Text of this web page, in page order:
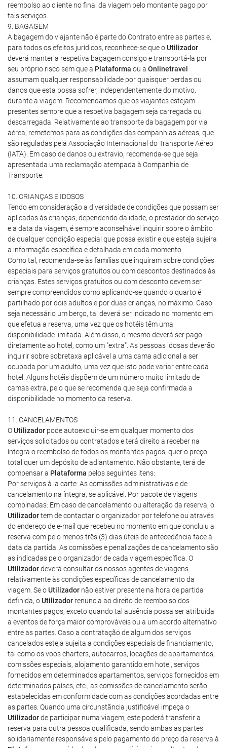
reembolso ao cliente no final da viagem pelo montante pago por
tais serviços.
9. BAGAGEM
A bagagem do viajante não é parte do Contrato entre as partes e,
para todos os efeitos jurídicos, reconhece-se que oUtilizador
deverá manter a respetiva bagagem consigo e transportá-la por
seu próprio risco sem que a Plataforma ou a Onlinetravel
assumam qualquer responsabilidade por quaisquer perdas ou
danos que esta possa sofrer, independentemente do motivo,
durante a viagem. Recomendamos que os viajantes estejam
presentes sempre que a respetiva bagagem seja carregada ou
descarregada. Relativamente ao transporte da bagagem por via
aérea, remetemos para as condições das companhias aéreas, que
são reguladas pela Associação Internacional do Transporte Aéreo
(IATA). Em caso de danos ou extravio, recomenda-se que seja
apresentada uma reclamação atempada à Companhia de
Transporte.
10. CRIANÇAS E IDOSOS
Tendo em consideração a diversidade de condições que possam ser
aplicadas às crianças, dependendo da idade, o prestador do serviço
e a data da viagem, é sempre aconselhável inquirir sobre o âmbito
de qualquer condição especial que possa existir e que esteja sujeira
a informação específica e detalhada em cada momento.
Como tal, recomenda-se às famílias que inquiram sobre condições
especiais para serviços gratuitos ou com descontos destinados às
crianças. Estes serviços gratuitos ou com desconto devem ser
sempre compreendidos como aplicando-se quando o quarto é
partilhado por dois adultos e por duas crianças, no máximo. Caso
seja necessário um berço, tal deverá ser indicado no momento em
que efetua a reserva, uma vez que os hotéis têm uma
disponibilidade limitada. Além disso, o mesmo deverá ser pago
diretamente ao hotel, como um "extra". As pessoas idosas deverão
inquirir sobre sobretaxa aplicável a uma cama adicional a ser
ocupada por um adulto, uma vez que isto pode variar entre cada
hotel. Alguns hotéis dispõem de um número muito limitado de
camas extra, pelo que se recomenda que seja confirmada a
disponibilidade no momento da reserva.
11. CANCELAMENTOS
OUtilizador pode autoexcluir-se em qualquer momento dos
serviços solicitados ou contratados e terá direito a receber na
íntegra o reembolso de todos os montantes pagos, quer o preço
total quer um depósito de adiantamento. Não obstante, terá de
compensar a Plataforma pelos seguintes itens:
Por serviços à la carte: As comissões administrativas e de
cancelamento na íntegra, se aplicável. Por pacote de viagens
combinadas: Em caso de cancelamento ou alteração da reserva, o
Utilizadortem de contactar o organizador por telefone ou através
do endereço de e-mail que recebeu no momento em que concluiu a
reserva com pelo menos três (3) dias úteis de antecedência face à
data da partida. As comissões e penalizações de cancelamento são
as indicadas pelo organizador de cada viagem específica. O
Utilizadordeverá consultar os nossos agentes de viagens
relativamente às condições específicas de cancelamento da
viagem. Se oUtilizador não estiver presente na hora de partida
definida, oUtilizador renuncia ao direito de reembolso dos
montantes pagos, exceto quando tal ausência possa ser atribuída
a eventos de força maior comprováveis ou a um acordo alternativo
entre as partes. Caso a contratação de algum dos serviços
cancelados esteja sujeita a condições especiais de financiamento,
tal como os voos charters, autocarros, locações de apartamentos,
comissões especiais, alojamento garantido em hotel, serviços
fornecidos em determinados apartamentos, serviços fornecidos em
determinados países, etc., as comissões de cancelamento serão
estabelecidas em conformidade com as condições acordadas entre
as partes. Quando uma circunstância justificável impeça o
Utilizadorde participar numa viagem, este poderá transferir a
reserva para outra pessoa qualificada, sendo ambas as partes
solidariamente responsáveis pelo pagamento do preço da reserva à